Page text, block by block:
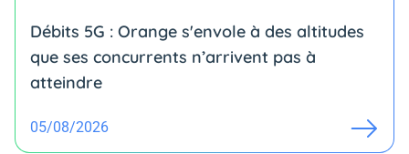
Débits 5G : Orange s'envole à des altitudes
que ses concurrents n’arrivent pas à
atteindre
05/08/2026